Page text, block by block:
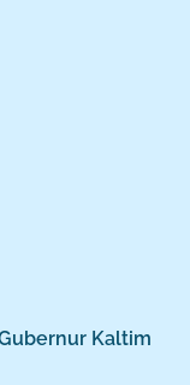
Kaltim